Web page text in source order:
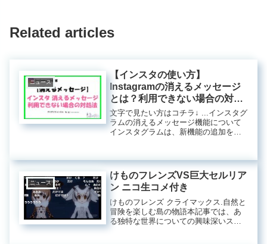
Related articles
ニュース
【インスタの使い方】
Instagramの消えるメッセージ
とは？利用できない場合の対処
法
文字で見たい方はコチラ↓ ...インスタグ
ラムの消えるメッセージ機能について
インスタグラムは、新機能の追加を通
に注目されているのが「消えるメッセ
ージ」機能です。この機能は、...
ニュース
けものフレンズVS巨大セルリア
ン ニコ生コメ付き
けものフレンズ クライマックス.自然と
冒険を楽しむ島の物語本記事では、あ
る独特な世界についての興味深いスト